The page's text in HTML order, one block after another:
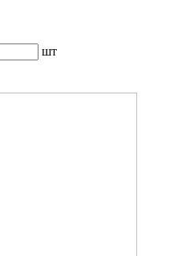
шт